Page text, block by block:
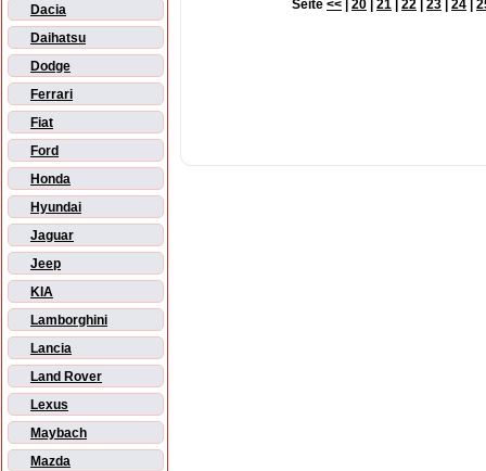
Dacia
Daihatsu
Dodge
Ferrari
Fiat
Ford
Honda
Hyundai
Jaguar
Jeep
KIA
Lamborghini
Lancia
Land Rover
Lexus
Maybach
Mazda
Seite << 20 21 22 23 24